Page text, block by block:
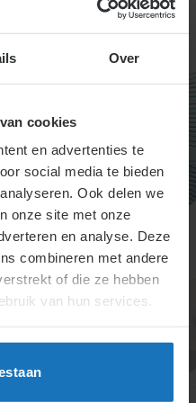
Over
cookies
en advertenties te
social media te bieden
Ook delen we
onze site met onze
en analyse. Deze
combineren met andere
of die ze hebben
van hun services.